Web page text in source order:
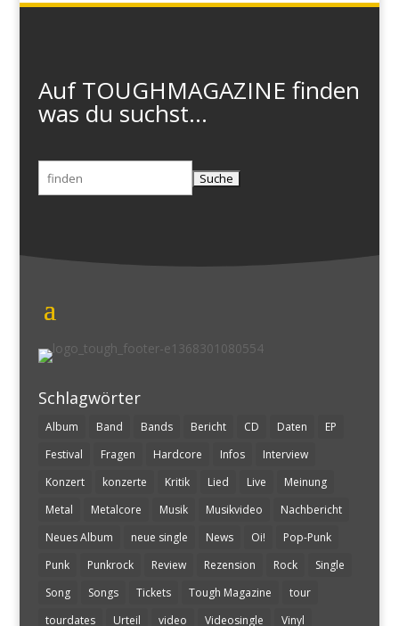
Auf TOUGHMAGAZINE finden
was du suchst...
Suchen
nach:
Schlagwörter
Album Band Bands Bericht CD Daten
EP
Festival
Fragen Hardcore Infos
Interview
Konzert
konzerte Kritik Lied Live
Meinung
Metal
Metalcore Musik Musikvideo
Nachbericht
Neues Album
neue single News Oi!
Pop-Punk
Punk
Punkrock Review Rezension Rock
Single
Song
Songs Tickets Tough Magazine
tour
tourdates
Urteil video Videosingle Vinyl